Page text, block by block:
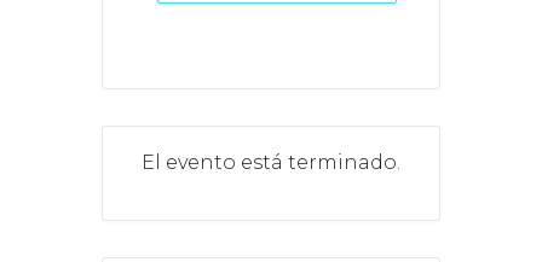
El evento está terminado.